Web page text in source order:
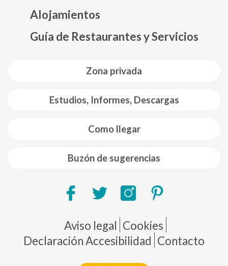
Zona privada
Estudios, Informes, Descargas
Como llegar
Buzón de sugerencias
Alojamientos
Guía de Restaurantes y Servicios
Pie de página
Aviso legal Cookies
Declaración Accesibilidad Contacto